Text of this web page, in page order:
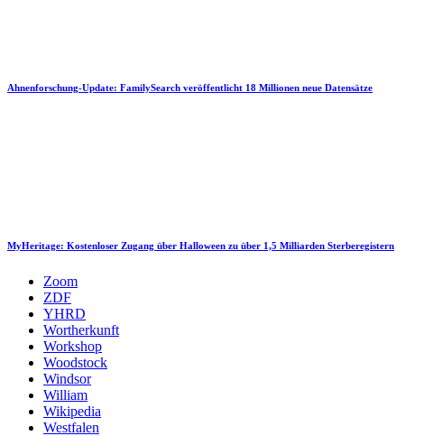
Ahnenforschung-Update: FamilySearch veröffentlicht 18 Millionen neue Datensätze
MyHeritage: Kostenloser Zugang über Halloween zu über 1,5 Milliarden Sterberegistern
Zoom
ZDF
YHRD
Wortherkunft
Workshop
Woodstock
Windsor
William
Wikipedia
Westfalen